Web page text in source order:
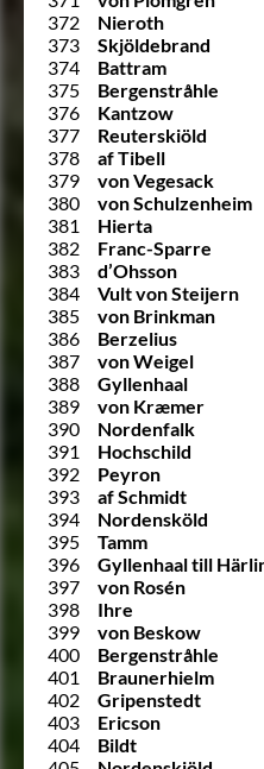
372
Nieroth
373
Skjöldebrand
374
Battram
375
Bergenstråhle
376
Kantzow
377
Reuterskiöld
378
af Tibell
379
von Vegesack
380
von Schulzenheim
381
Hierta
382
Franc-Sparre
383
d’Ohsson
384
Vult von Steijern
385
von Brinkman
386
Berzelius
387
von Weigel
388
Gyllenhaal
389
von Kræmer
390
Nordenfalk
391
Hochschild
392
Peyron
393
af Schmidt
394
Nordensköld
395
Tamm
396
Gyllenhaal till
397
von Rosén
398
Ihre
399
von Beskow
400
Bergenstråhle
401
Braunerhielm
402
Gripenstedt
403
Ericson
404
Bildt